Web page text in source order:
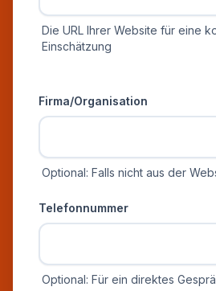
Die URL Ihrer Website für eine
Einschätzung
Firma/Organisation
Optional: Falls nicht aus der
Telefonnummer
Optional: Für ein direktes